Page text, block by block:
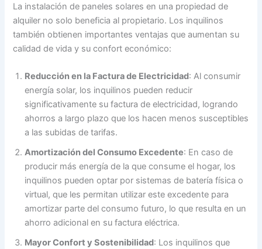
La instalación de paneles solares en una propiedad de
alquiler no solo beneficia al propietario. Los inquilinos
también obtienen importantes ventajas que aumentan su
calidad de vida y su confort económico:
Reducción en la Factura de Electricidad: Al consumir
energía solar, los inquilinos pueden reducir
significativamente su factura de electricidad, logrando
ahorros a largo plazo que los hacen menos susceptibles
a las subidas de tarifas.
Amortización del Consumo Excedente: En caso de
producir más energía de la que consume el hogar, los
inquilinos pueden optar por sistemas de batería física o
virtual, que les permitan utilizar este excedente para
amortizar parte del consumo futuro, lo que resulta en un
ahorro adicional en su factura eléctrica.
Mayor Confort y Sostenibilidad: Los inquilinos que